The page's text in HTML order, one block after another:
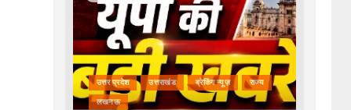
उत्तर प्रदेश उत्तराखंड ब्रेकिंग न्यूज़ राज्य
लखनऊ